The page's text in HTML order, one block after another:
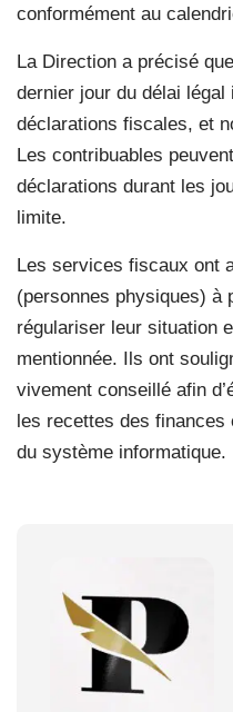
conformément au
La Direction a précisé
dernier jour du délai
déclarations fiscales, et
Les contribuables
déclarations durant les
limite.
Les services fiscaux ont
(personnes physiques) à
régulariser leur situation
mentionnée. Ils ont
vivement conseillé afin
les recettes des finances
du système informatique.